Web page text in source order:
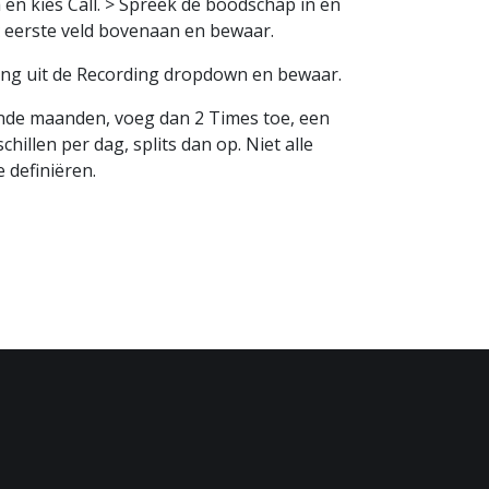
veld bovenaan en bewaar.
uit de Recording dropdown en bewaar.
maanden, voeg dan 2 Times toe, een
per dag, splits dan op. Niet alle
definiëren.